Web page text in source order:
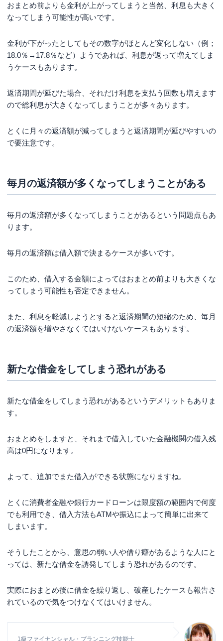
おまとめ前よりも金利が上がってしまうと当然、利息も大きく
なってしまう可能性が高いです。
金利が下がったとしてもその数字がほとんど変化しない（例；
18.0％→17.8％など）ようであれば、利息が返って増えてしま
うケースもあります。
返済期間が延びた場合、それだけ利息を支払う回数も増えます
ので総利息が大きくなってしまうことが多々あります。
とくに月々の返済額が減ってしまうと返済期間が延びやすいの
で要注意です。
毎月の返済額が多くなってしまうことがある
毎月の返済額が多くなってしまうことがあるという問題点もあ
ります。
毎月の返済額は借入額で決まるケースが多いです。
このため、借入する金額によってはおまとめ前よりも大きくな
ってしまう可能性も否定できません。
また、利息を軽減しようとすると返済期間の短縮のため、毎月
の返済額を増やさなくてはいけないケースもあります。
新たな借金をしてしまう恐れがある
新たな借金をしてしまう恐れがあるというデメリットもありま
す。
おまとめをしますと、それまで借入していた金融機関の借入残
高は0円になります。
よって、追加でまた借入ができる状態になりますね。
とくに消費者金融や銀行カードローンは限度額の範囲内で何度
でも利用でき、借入方法もATMや振込によって簡単に出来て
しまいます。
そうしたことから、意思の弱い人や借り癖があるような人にと
っては、新たな借金を誘発してしまう恐れがあるのです。
実際におまとめ後に借金を繰り返し、破産したケースも報告さ
れているので気をつけなくてはいけません。
1級ファイナンシャル・プランニング技能士